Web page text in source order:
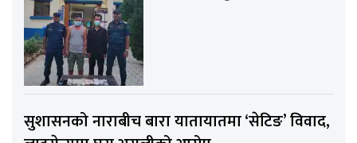
सुशासनको नाराबीच बारा यातायातमा ‘सेटिङ’ विवाद,